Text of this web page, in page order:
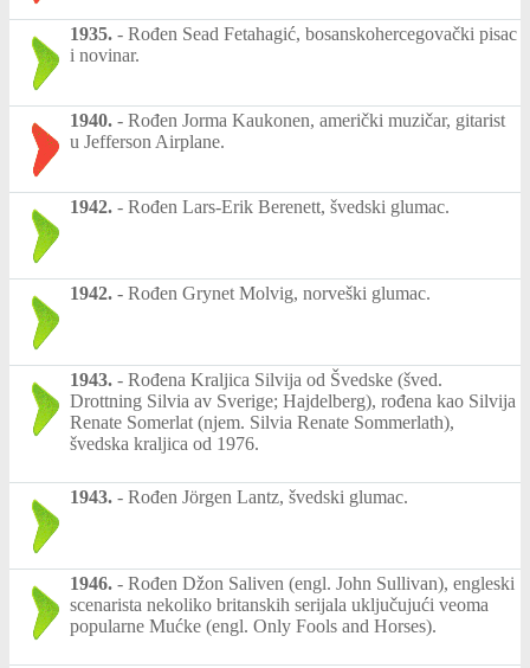
1935. - Rođen Sead Fetahagić, bosanskohercegovački pisac
i novinar.
1940. - Rođen Jorma Kaukonen, američki muzičar, gitarist
u Jefferson Airplane.
1942. - Rođen Lars-Erik Berenett, švedski glumac.
1942. - Rođen Grynet Molvig, norveški glumac.
1943. - Rođena Kraljica Silvija od Švedske (šved.
Drottning Silvia av Sverige; Hajdelberg), rođena kao Silvija
Renate Somerlat (njem. Silvia Renate Sommerlath),
švedska kraljica od 1976.
1943. - Rođen Jörgen Lantz, švedski glumac.
1946. - Rođen Džon Saliven (engl. John Sullivan), engleski
scenarista nekoliko britanskih serijala uključujući veoma
popularne Mućke (engl. Only Fools and Horses).